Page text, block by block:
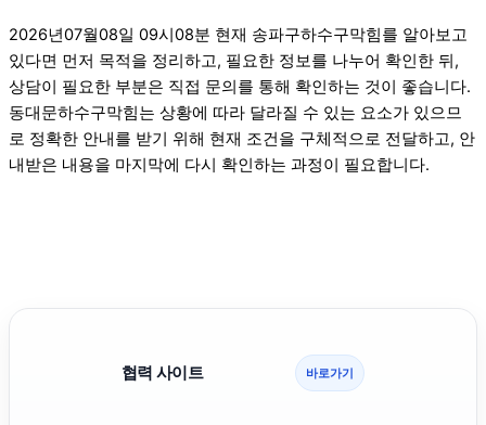
2026년07월08일 09시08분 현재 송파구하수구막힘를 알아보고
있다면 먼저 목적을 정리하고, 필요한 정보를 나누어 확인한 뒤,
상담이 필요한 부분은 직접 문의를 통해 확인하는 것이 좋습니다.
동대문하수구막힘는 상황에 따라 달라질 수 있는 요소가 있으므
로 정확한 안내를 받기 위해 현재 조건을 구체적으로 전달하고, 안
내받은 내용을 마지막에 다시 확인하는 과정이 필요합니다.
협력 사이트 바로가기